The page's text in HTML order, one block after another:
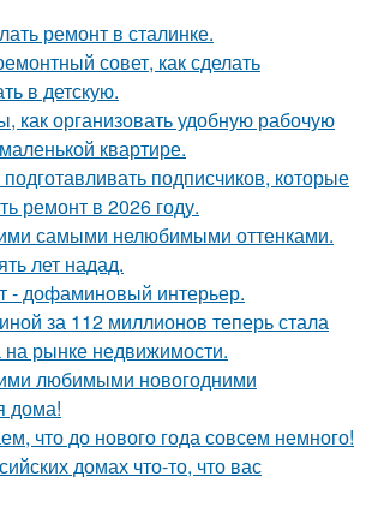
ремонт в сталинке.
совет, как сделать
в детскую.
как организовать удобную рабочую
квартире.
подписчиков, которые
ремонт в 2026 году.
самыми нелюбимыми оттенками.
лет надад.
- дофаминовый интерьер.
за 112 миллионов теперь стала
рынке недвижимости.
любимыми новогодними
дома!
что до нового года совсем немного!
домах что-то, что вас